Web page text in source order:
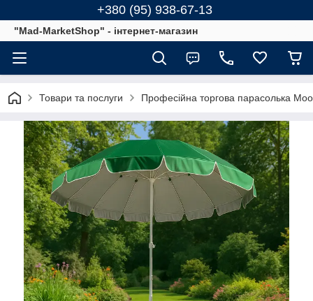
+380 (95) 938-67-13
"Mad-MarketShop" - інтернет-магазин
Товари та послуги Професійна торгова парасолька